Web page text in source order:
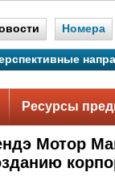
Номера
Ресурсы
Мотор